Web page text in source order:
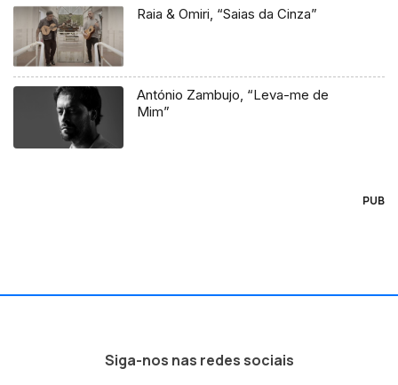
Raia & Omiri, “Saias da Cinza”
António Zambujo, “Leva-me de
Mim”
PUB
Siga-nos nas redes sociais